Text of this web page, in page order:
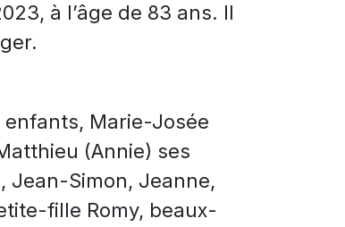
à l’âge de 83 ans. Il
Marie-Josée
(Annie) ses
Jean-Simon, Jeanne,
fille Romy, beaux-